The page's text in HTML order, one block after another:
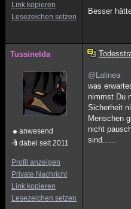
Link kopieren
Lesezeichen setzen
Besser
Tussinelda
anwesend
dabei seit 2011
Profil anzeigen
Private Nachricht
Link kopieren
Lesezeichen setzen
@Lalinea
was
nimmst Du
Sicherheit
Menschen
nicht
sind......